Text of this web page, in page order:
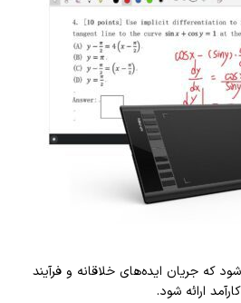
که جریان ایده‌های خلاقانه و فرآیند
ارائه شود.